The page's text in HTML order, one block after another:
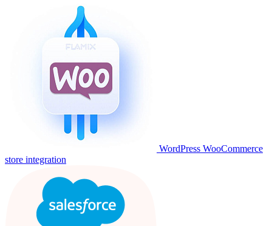
WordPress WooCommerce
store integration